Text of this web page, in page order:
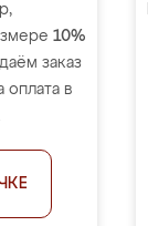
10%
заказ
оплата в